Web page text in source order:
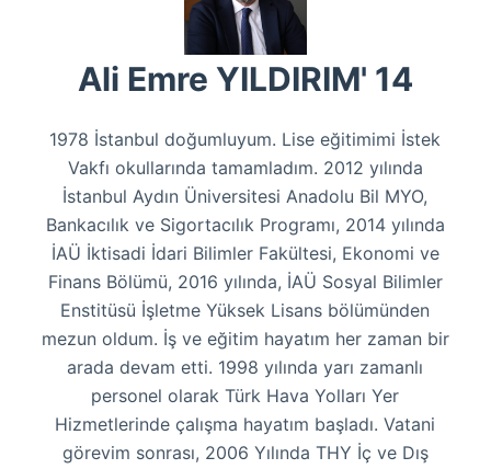
Ali Emre YILDIRIM' 14
1978 İstanbul doğumluyum. Lise eğitimimi İstek
Vakfı okullarında tamamladım. 2012 yılında
İstanbul Aydın Üniversitesi Anadolu Bil MYO,
Bankacılık ve Sigortacılık Programı, 2014 yılında
İAÜ İktisadi İdari Bilimler Fakültesi, Ekonomi ve
Finans Bölümü, 2016 yılında, İAÜ Sosyal Bilimler
Enstitüsü İşletme Yüksek Lisans bölümünden
mezun oldum. İş ve eğitim hayatım her zaman bir
arada devam etti. 1998 yılında yarı zamanlı
personel olarak Türk Hava Yolları Yer
Hizmetlerinde çalışma hayatım başladı. Vatani
görevim sonrası, 2006 Yılında THY İç ve Dış